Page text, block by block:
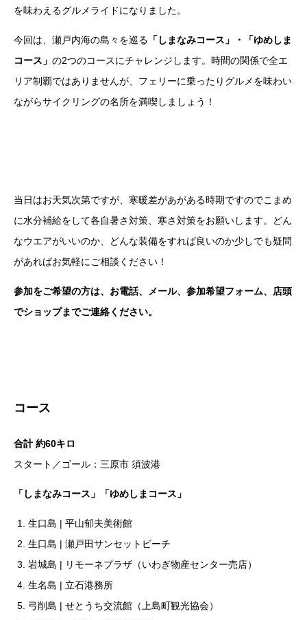
を味わえるグルメライドになりました。
今回は、瀬戸内海の島々を巡る 「しまなみコース」・「ゆめしま
コース」 の2つのコースにチャレンジします。時間の関係で全エ
リア制覇ではありませんが、フェリーに乗ったりグルメを味わい
ながらサイクリングの名所を満喫しましょう！
当日はお天気次第ですが、寒暖差があがある時期ですのでこまめ
に水分補給をして各自暑さ対策、寒さ対策をお願いします。どん
なウエアがいいのか、どんな装備をすれば良いのか少しでも疑問
があればお気軽にご相談ください！
参加をご希望の方は、お電話、メール、参加希望フォーム、店頭
でショップまでご連絡ください。
コース
合計 約60キロ
スタート／ゴール：三原市 須波港
「しまなみコース」「ゆめしまコース」
生口島 | 平山郁夫美術館
生口島 | 瀬戸田サンセットビーチ
岩城島 | リモーネプラザ（いわぎ物産センター売店）
生名島 | 立石港務所
弓削島 | せとうち交流館（上島町観光協会）